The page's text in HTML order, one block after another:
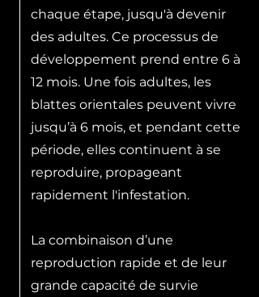
chaque étape, jusqu'à devenir
des adultes. Ce processus de
développement prend entre 6 à
12 mois. Une fois adultes, les
blattes orientales peuvent vivre
jusqu’à 6 mois, et pendant cette
période, elles continuent à se
reproduire, propageant
rapidement l'infestation.
La combinaison d’une
reproduction rapide et de leur
grande capacité de survie